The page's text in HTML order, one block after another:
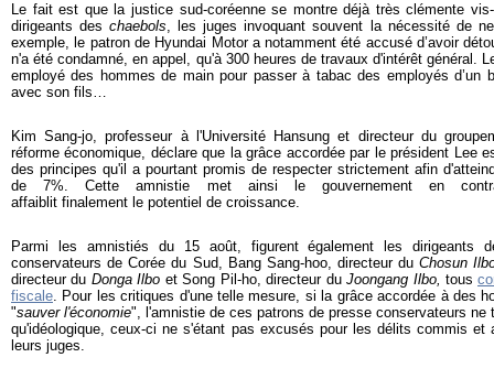
Le fait est que la justice sud-coréenne se montre déjà très clémente
dirigeants deschaebols, les juges invoquant souvent la nécessité de
exemple, le patron de Hyundai Motor a notamment été accusé d’avoir
n'a été condamné, en appel, qu'à 300 heures de travaux d'intérêt général.
employé des hommes de main pour passer à tabac des employés d’un
avec son fils…
Kim Sang-jo, professeur à l'Université Hansung et directeur du
réforme économique, déclare que la grâce accordée par le président Lee
des principes qu'il a pourtant promis de respecter strictement afin
de 7%. Cette amnistie met ainsi le gouvernement en
affaiblit finalement le potentiel de croissance.
Parmi les amnistiés du 15 août, figurent également les dirigeants
conservateurs de Corée du Sud, Bang Sang-hoo, directeur duChosun
directeur du Donga Ilbo et Song Pil-ho, directeur duJoongang Ilbo, tous
fiscale. Pour les critiques d'une telle mesure, si la grâce accordée à des
"sauver l'économie", l'amnistie de ces patrons de presse conservateurs ne
qu'idéologique, ceux-ci ne s'étant pas excusés pour les délits commis et
leurs juges.